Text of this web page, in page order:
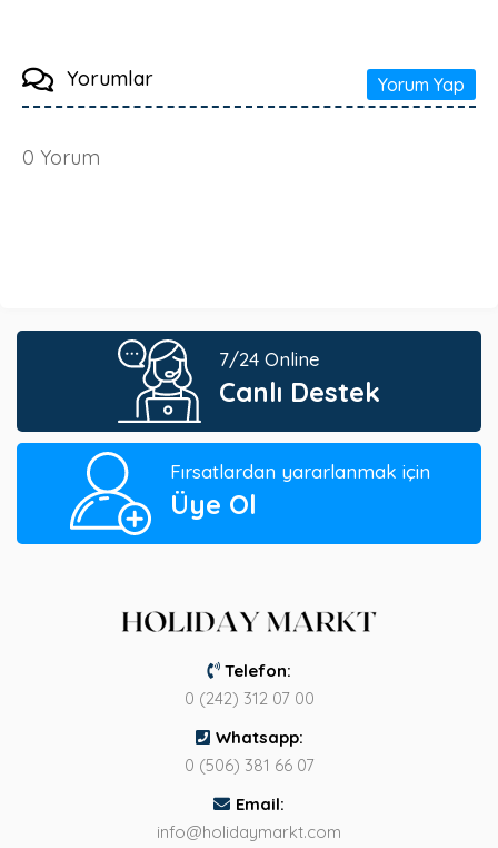
Yorumlar Yorum Yap
0 Yorum
7/24 Online
Canlı Destek
Fırsatlardan yararlanmak için
Üye Ol
Telefon:
0 (242) 312 07 00
Whatsapp:
0 (506) 381 66 07
Email:
info@holidaymarkt.com